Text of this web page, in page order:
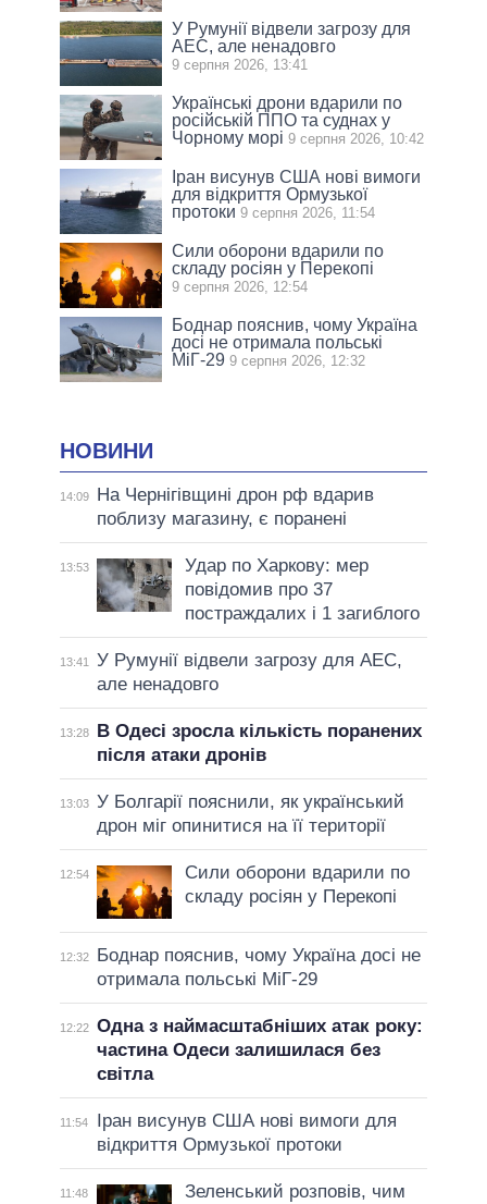
У Румунії відвели загрозу для
АЕС, але ненадовго
9 серпня 2026, 13:41
Українські дрони вдарили по
російській ППО та суднах у
Чорному морі 9 серпня 2026, 10:42
Іран висунув США нові вимоги
для відкриття Ормузької
протоки 9 серпня 2026, 11:54
Сили оборони вдарили по
складу росіян у Перекопі
9 серпня 2026, 12:54
Боднар пояснив, чому Україна
досі не отримала польські
МіГ-29 9 серпня 2026, 12:32
НОВИНИ
14:09
На Чернігівщині дрон рф вдарив
поблизу магазину, є поранені
13:53
Удар по Харкову: мер
повідомив про 37
постраждалих і 1 загиблого
13:41
У Румунії відвели загрозу для АЕС,
але ненадовго
13:28
В Одесі зросла кількість поранених
після атаки дронів
13:03 У Болгарії пояснили, як український
дрон міг опинитися на її території
12:54
Сили оборони вдарили по
складу росіян у Перекопі
12:32
Боднар пояснив, чому Україна досі не
отримала польські МіГ-29
12:22 Одна з наймасштабніших атак року:
частина Одеси залишилася без
світла
11:54
Іран висунув США нові вимоги для
відкриття Ормузької протоки
11:48
Зеленський розповів, чим